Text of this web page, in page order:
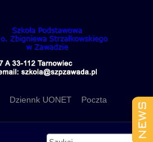
Dziennk UONET Poczta